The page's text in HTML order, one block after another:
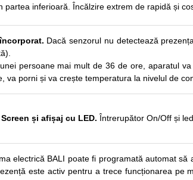
partea inferioară. Încălzire extrem de rapidă și
Dacă senzorul nu detectează
persoane mai mult de 36 de ore, aparatul
va porni și va crește temperatura la nivelul de
și afișaj cu LED. Întrerupător On/Off și
electrică BALI poate fi programată automat
este activ pentru a trece funcționarea